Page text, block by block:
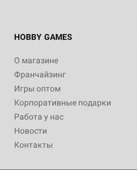
HOBBY GAMES
О магазине
Франчайзинг
Игры оптом
Корпоративные подарки
Работа у нас
Новости
Контакты